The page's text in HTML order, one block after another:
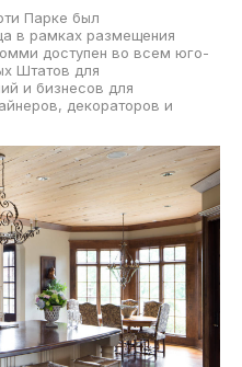
Парке был
в рамках размещения
доступен во всем юго-
Штатов для
и бизнесов для
декораторов и